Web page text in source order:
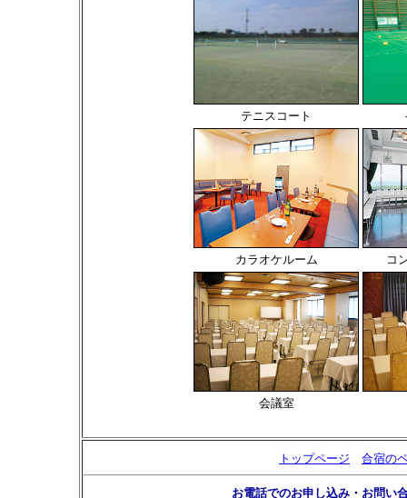
テニスコート
カラオケルーム コ
会議室
トップページ 合宿の
お電話でのお申し込み・お問い